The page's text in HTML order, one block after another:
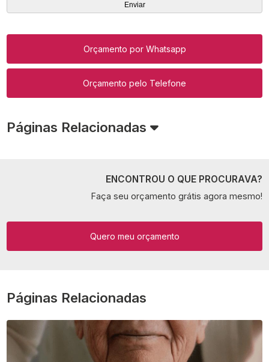
Orçamento por Whatsapp
Orçamento pelo Telefone
Páginas Relacionadas
ENCONTROU O QUE PROCURAVA?
Faça seu orçamento grátis agora mesmo!
Quero meu orçamento
Páginas Relacionadas